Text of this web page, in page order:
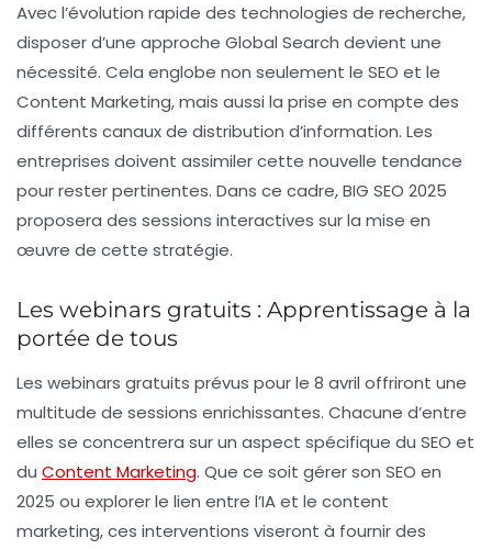
Avec l’évolution rapide des technologies de recherche,
disposer d’une approche Global Search devient une
nécessité. Cela englobe non seulement le SEO et le
Content Marketing, mais aussi la prise en compte des
différents canaux de distribution d’information. Les
entreprises doivent assimiler cette nouvelle tendance
pour rester pertinentes. Dans ce cadre, BIG SEO 2025
proposera des sessions interactives sur la mise en
œuvre de cette stratégie.
Les webinars gratuits : Apprentissage à la
portée de tous
Les webinars gratuits prévus pour le 8 avril offriront une
multitude de sessions enrichissantes. Chacune d’entre
elles se concentrera sur un aspect spécifique du SEO et
du Content Marketing. Que ce soit gérer son SEO en
2025 ou explorer le lien entre l’IA et le content
marketing, ces interventions viseront à fournir des